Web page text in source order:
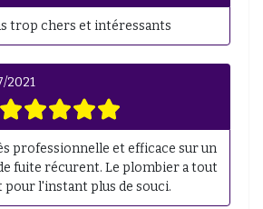
trop chers et intéressants
2021
professionnelle et efficace sur un
fuite récurent. Le plombier a tout
pour l'instant plus de souci.